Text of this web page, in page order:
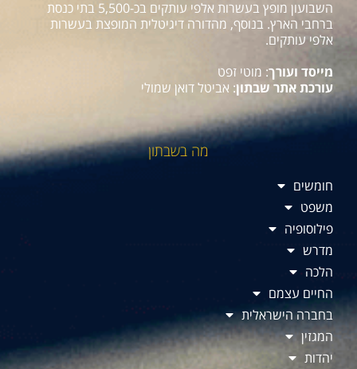
השבועון מופץ בעשרות אלפי עותקים בכ-5,500 בתי כנסת
ברחבי הארץ. בנוסף, מהדורה דיגיטלית המופצת בעשרות
אלפי עותקים.
מייסד ועורך: מוטי זפט
עורכת אתר שבתון: אביטל דואן שמולי
מה בשבתון
חומשים
משפט
פילוסופיה
מדרש
הלכה
החיים עצמם
בחברה הישראלית
המגזין
יהדות